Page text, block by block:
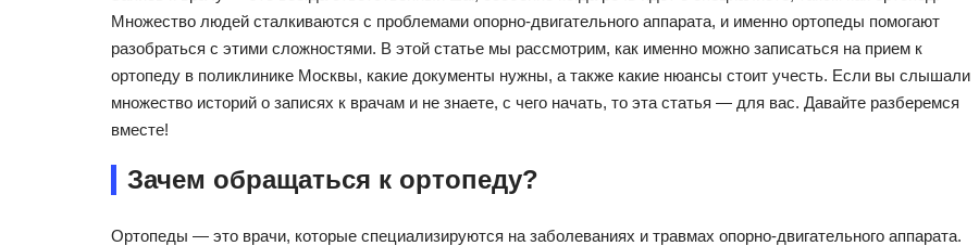
Множество людей сталкиваются с проблемами опорно-двигательного аппарата, и именно ортопеды помогают
разобраться с этими сложностями. В этой статье мы рассмотрим, как именно можно записаться на прием к
ортопеду в поликлинике Москвы, какие документы нужны, а также какие нюансы стоит учесть. Если вы слышали
множество историй о записях к врачам и не знаете, с чего начать, то эта статья — для вас. Давайте разберемся
вместе!
Зачем обращаться к ортопеду?
Ортопеды — это врачи, которые специализируются на заболеваниях и травмах опорно-двигательного аппарата.